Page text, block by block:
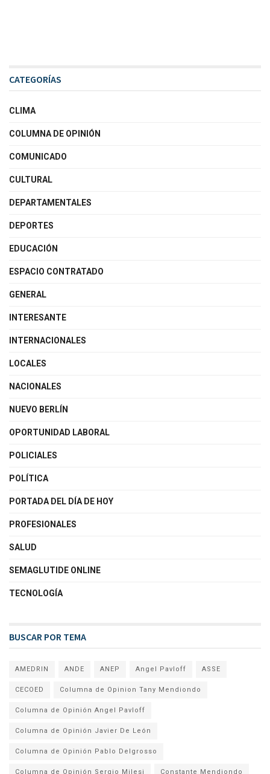
CATEGORÍAS
CLIMA
COLUMNA DE OPINIÓN
COMUNICADO
CULTURAL
DEPARTAMENTALES
DEPORTES
EDUCACIÓN
ESPACIO CONTRATADO
GENERAL
INTERESANTE
INTERNACIONALES
LOCALES
NACIONALES
NUEVO BERLÍN
OPORTUNIDAD LABORAL
POLICIALES
POLÍTICA
PORTADA DEL DÍA DE HOY
PROFESIONALES
SALUD
SEMAGLUTIDE ONLINE
TECNOLOGÍA
BUSCAR POR TEMA
AMEDRIN ANDE ANEP Angel Pavloff ASSE
CECOED Columna de Opinion Tany Mendiondo
Columna de Opinión Angel Pavloff
Columna de Opinión Javier De León
Columna de Opinión Pablo Delgrosso
Columna de Opinión Sergio Milesi Constante Mendiondo